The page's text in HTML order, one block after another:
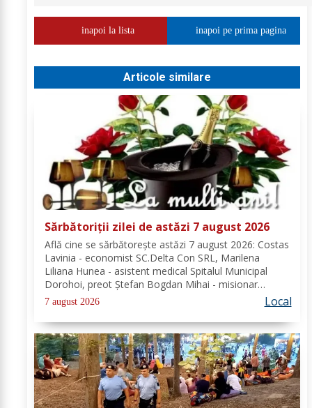
inapoi la lista inapoi pe prima pagina
Articole similare
Sărbătoriții zilei de astăzi 7 august 2026
Află cine se sărbătoreşte astăzi 7 august 2026: Costas
Lavinia - economist SC.Delta Con SRL, Marilena
Liliana Hunea - asistent medical Spitalul Municipal
Dorohoi, preot Ștefan Bogdan Mihai - misionar
protopopesc Protopopiatul Dorohoi, Marcela Simona
Vieru - profesor Grup Școlar Alexandru Vlahuță...
7 august 2026 Local